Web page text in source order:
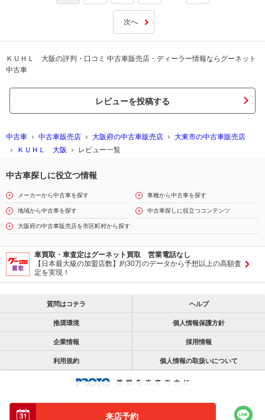
来店予約
次へ
ＫＵＨＬ 大阪の評判・口コミ 中古車販売店・ディーラー情報ならグーネット
中古車
レビューを投稿する
中古車 中古車販売店 大阪府の中古車販売店
大東市の中古車販売店
ＫＵＨＬ 大阪
レビュー一覧
中古車探しに役立つ情報
メーカーから中古車を探す 車種から中古車を探す
地域から中古車を探す 中古車探しに役立つコンテンツ
大阪府の中古車販売店を市区町村から探す
車買取・車査定はグーネット買取 営業電話なし
【日本最大級の加盟店数】約30万のデータから予想以上の高額査
定を実現！
質問はコチラ ヘルプ
推奨環境 個人情報保護方針
企業情報 採用情報
利用規約 個人情報の取扱いについて